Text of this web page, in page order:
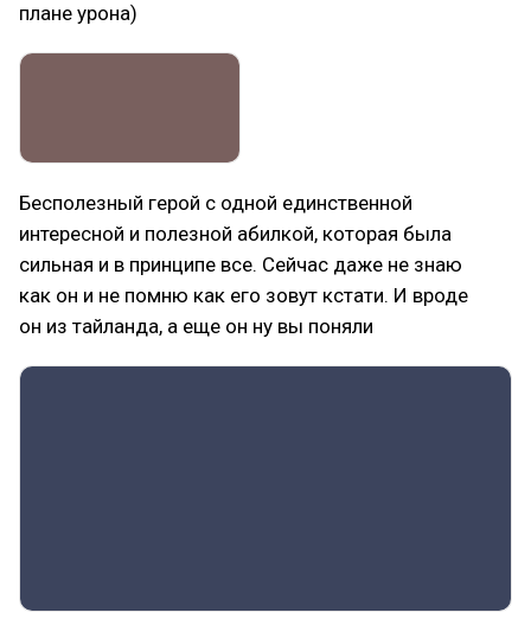
плане урона)
Бесполезный герой с одной единственной
интересной и полезной абилкой, которая была
сильная и в принципе все. Сейчас даже не знаю
как он и не помню как его зовут кстати. И вроде
он из тайланда, а еще он ну вы поняли